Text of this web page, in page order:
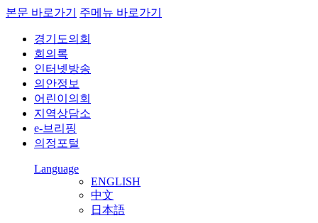
본문 바로가기 주메뉴 바로가기
경기도의회
회의록
인터넷방송
의안정보
어린이의회
지역상담소
e-브리핑
의정포털
Language
ENGLISH
中文
日本語